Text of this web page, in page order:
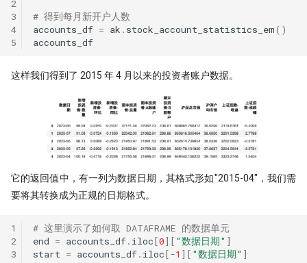
进行时序事件归因
The Sound of Risk! 闻弦歌而知雅意,
声音里隐藏的另类因子
Tcn
量化实盘接口
all!
QMT/XtQuant 之开发环境篇
前后复权都不对，动态复权又太贵！
一文揭示策略失败的根本原因
龙虾流量太贵？ 我一招搞定每天
子句之谜
睽违17年，ta-lib重装出发！
2
3
4
5
# 得到每月新开户人数
accounts_df = ak . stock_account_statistics_em()
accounts_df
这样我们得到了 2015 年 4 月以来的投资者账户数据。
它的返回值中，有一列为数据日期，其格式形如"2015-04"，我们需
要将其转换成为正规的日期格式。
1
2
3
# 这里演示了如何取 DATAFRAME 的数据单元
end = accounts_df. iloc[0][ "数据日期" ]
start = accounts_df. iloc[-1 ][ "数据日期" ]